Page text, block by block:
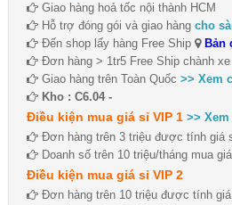
Giao hàng hoả tốc nội thành HCM
Hỗ trợ đóng gói và giao hàng cho
Đến shop lấy hàng Free Ship
Bản
Đơn hàng > 1tr5 Free Ship chành
Giao hàng trên Toàn Quốc >> Xem
Kho : C6.04 -
Điều kiện mua giá sỉ VIP 1 >>
Đơn hàng trên 3 triệu được tính giá
Doanh số trên 10 triệu/tháng mua
Điều kiện mua giá sỉ VIP 2
Đơn hàng trên 10 triệu được tính